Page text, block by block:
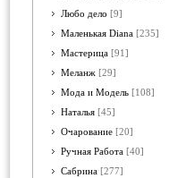
Любо дело [9]
Маленькая Diana [235]
Мастерица [91]
Меланж [29]
Мода и Модель [108]
Наталья [45]
Очарование [20]
Ручная Работа [40]
Сабрина [277]